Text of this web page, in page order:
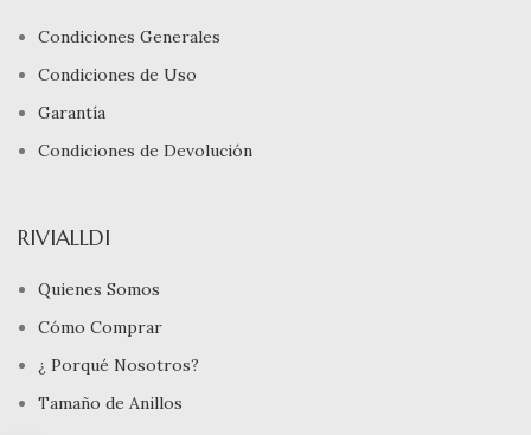
Condiciones Generales
Condiciones de Uso
Garantía
Condiciones de Devolución
RIVIALLDI
Quienes Somos
Cómo Comprar
¿ Porqué Nosotros?
Tamaño de Anillos